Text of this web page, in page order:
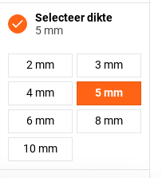
Selecteer dikte
5 mm
2 mm 3 mm
4 mm 5 mm
6 mm 8 mm
10 mm